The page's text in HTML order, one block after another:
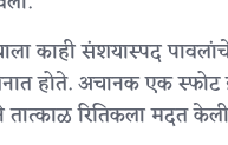
काही संशयास्पद
होते. अचानक एक
तात्काळ रितिकला मदत